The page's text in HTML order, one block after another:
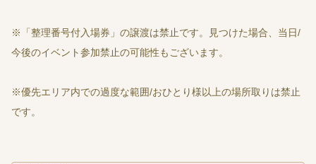
※「整理番号付入場券」の譲渡は禁止です。見つけた場合、当日/
今後のイベント参加禁止の可能性もございます。
※優先エリア内での過度な範囲/おひとり様以上の場所取りは禁止
です。